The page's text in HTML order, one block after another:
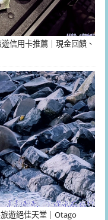
信用卡推薦｜現金回饋、
遊絕佳天堂｜Otago